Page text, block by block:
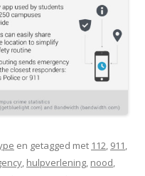
en getagged met 112, 911,
, hulpverlening, nood,